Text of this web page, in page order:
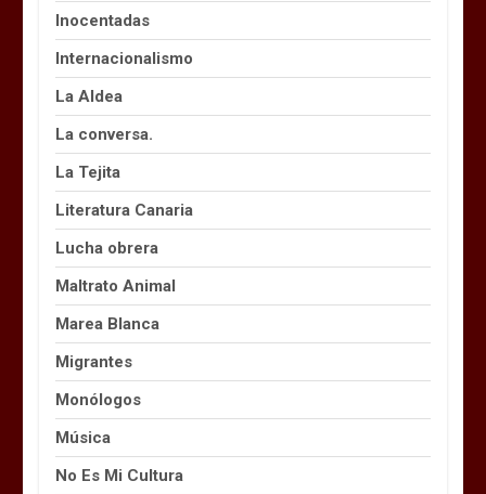
Inocentadas
Internacionalismo
La Aldea
La conversa.
La Tejita
Literatura Canaria
Lucha obrera
Maltrato Animal
Marea Blanca
Migrantes
Monólogos
Música
No Es Mi Cultura